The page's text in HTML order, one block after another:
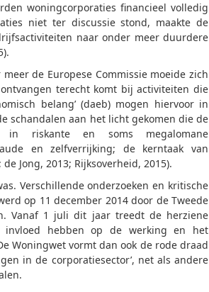
woningcorporaties financieel volledig
niet ter discussie stond, maakte de
naar onder meer duurdere
de Europese Commissie moeide zich
terecht komt bij activiteiten die
belang’ (daeb) mogen hiervoor in
schandalen aan het licht gekomen die de
in riskante en soms megalomane
en zelfverrijking; de kerntaak van
Jong, 2013; Rijksoverheid, 2015).
Verschillende onderzoeken en kritische
op 11 december 2014 door de Tweede
Vanaf 1 juli dit jaar treedt de herziene
invloed hebben op de werking en het
Woningwet vormt dan ook de rode draad
in de corporatiesector’, net als andere